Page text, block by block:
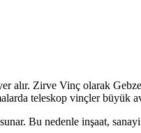
alır. Zirve Vinç olarak
teleskop vinçler büyük
Bu nedenle inşaat,